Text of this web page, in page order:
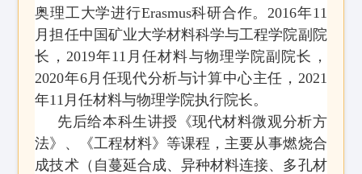
奥理工大学进行Erasmus科研合作。2016年11
月担任中国矿业大学材料科学与工程学院副院
长， 2019年11 月任材料与物理学院副院长，
2020年6月任现代分析与计算中心主任，2021
年11月任材料与物理学院执行院长。
先后给本科生讲授《现代材料微观分析方
法》、《工程材料》等课程，主要从事燃烧合
成技术（自蔓延合成、异种材料连接、多孔材